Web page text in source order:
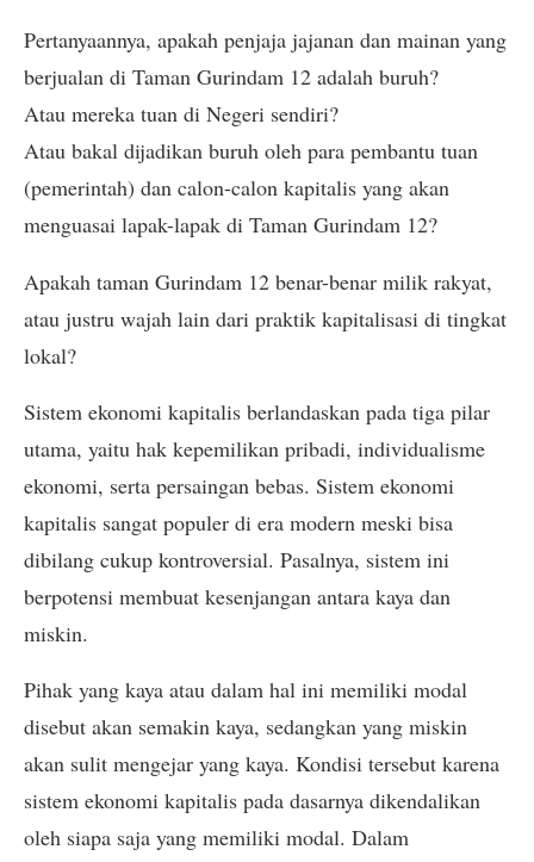
Pertanyaannya, apakah penjaja jajanan dan mainan yang
berjualan di Taman Gurindam 12 adalah buruh?
Atau mereka tuan di Negeri sendiri?
Atau bakal dijadikan buruh oleh para pembantu tuan
(pemerintah) dan calon-calon kapitalis yang akan
menguasai lapak-lapak di Taman Gurindam 12?
Apakah taman Gurindam 12 benar-benar milik rakyat,
atau justru wajah lain dari praktik kapitalisasi di tingkat
lokal?
Sistem ekonomi kapitalis berlandaskan pada tiga pilar
utama, yaitu hak kepemilikan pribadi, individualisme
ekonomi, serta persaingan bebas. Sistem ekonomi
kapitalis sangat populer di era modern meski bisa
dibilang cukup kontroversial. Pasalnya, sistem ini
berpotensi membuat kesenjangan antara kaya dan
miskin.
Pihak yang kaya atau dalam hal ini memiliki modal
disebut akan semakin kaya, sedangkan yang miskin
akan sulit mengejar yang kaya. Kondisi tersebut karena
sistem ekonomi kapitalis pada dasarnya dikendalikan
oleh siapa saja yang memiliki modal. Dalam